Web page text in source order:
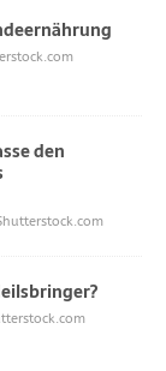
den